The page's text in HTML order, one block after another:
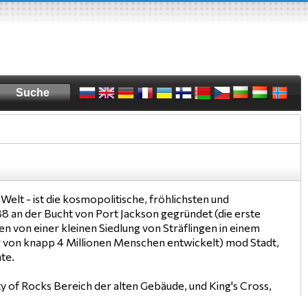
- ist die kosmopolitische, fröhlichsten und
an der Bucht von Port Jackson gegründet (die erste
von einer kleinen Siedlung von Sträflingen in einem
knapp 4 Millionen Menschen entwickelt) mod Stadt,
Rocks Bereich der alten Gebäude, und King's Cross,